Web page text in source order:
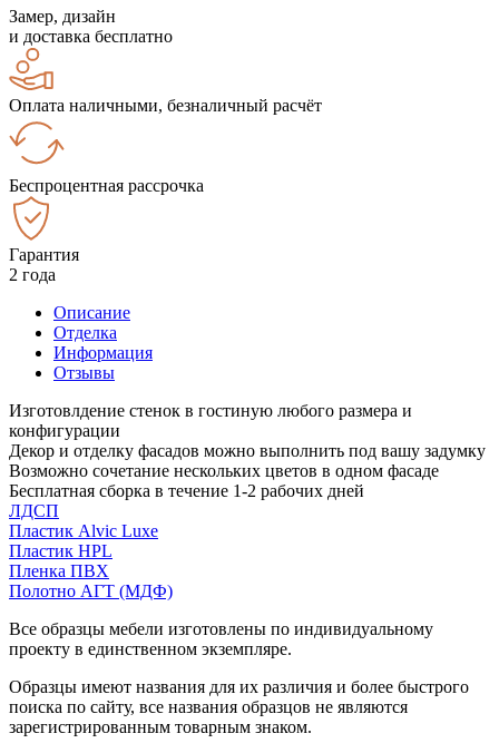
Замер, дизайн
и доставка бесплатно
Оплата наличными, безналичный расчёт
Беспроцентная рассрочка
Гарантия
2 года
Описание
Отделка
Информация
Отзывы
Изготовлдение стенок в гостиную любого размера и
конфигурации
Декор и отделку фасадов можно выполнить под вашу задумку
Возможно сочетание нескольких цветов в одном фасаде
Бесплатная сборка в течение 1-2 рабочих дней
ЛДСП
Пластик Alvic Luxe
Пластик HPL
Пленка ПВХ
Полотно АГТ (МДФ)
Все образцы мебели изготовлены по индивидуальному
проекту в единственном экземпляре.
Образцы имеют названия для их различия и более быстрого
поиска по сайту, все названия образцов не являются
зарегистрированным товарным знаком.